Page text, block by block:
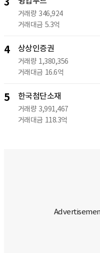
거래량 346,924
거래대금 5.3억
4 상상인증권
거래량 1,380,356
거래대금 16.6억
5 한국첨단소재
거래량 3,991,467
거래대금 118.3억